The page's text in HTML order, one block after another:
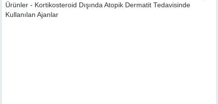
Ürünler - Kortikosteroid Dışında Atopik Dermatit Tedavisinde
Kullanılan Ajanlar